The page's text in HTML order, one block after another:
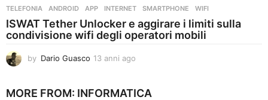
TELEFONIA ANDROID ,APP ,INTERNET ,SMARTPHONE ,WIFI
ISWAT Tether Unlocker e aggirare i limiti sulla
condivisione wifi degli operatori mobili
by Dario Guasco 13 anni ago
n
MORE FROM: INFORMATICA